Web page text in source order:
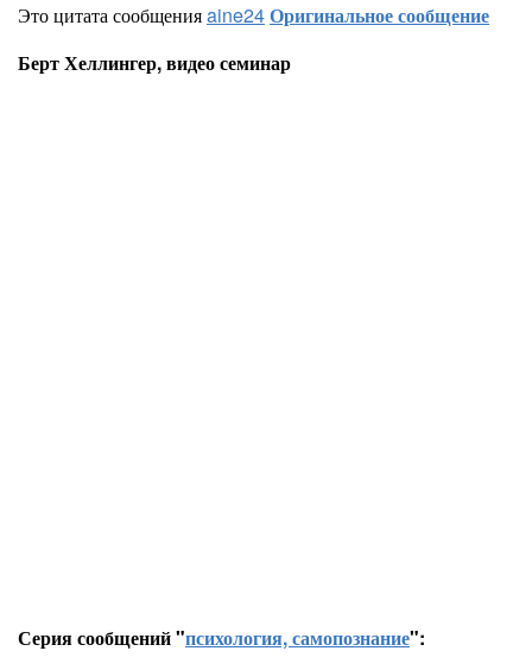
Это цитата сообщенияaine24Оригинальное сообщение
Берт Хеллингер, видео семинар
Серия сообщений "психология, самопознание":